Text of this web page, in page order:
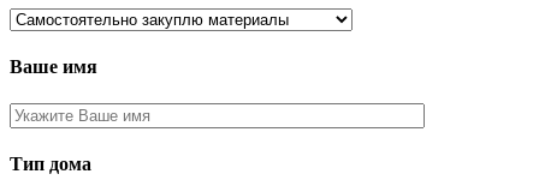
Ваше имя
Тип дома